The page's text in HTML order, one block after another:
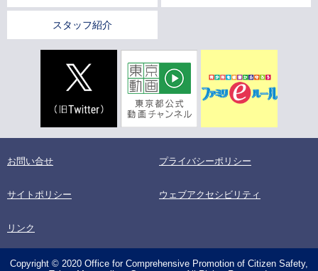
スタッフ紹介
お問い合せ プライバシーポリシー
サイトポリシー ウェブアクセシビリティ
リンク
Copyright © 2020 Office for Comprehensive Promotion of Citizen Safety,